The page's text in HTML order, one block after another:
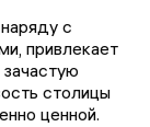
с
привлекает
столицы
ценной.